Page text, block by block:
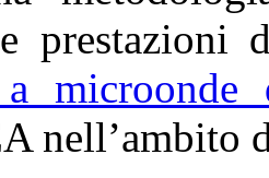
prestazioni
a
nell’ambito